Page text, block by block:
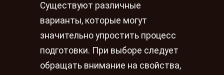
Существуют различные
варианты, которые могут
значительно упростить процесс
подготовки. При выборе следует
обращать внимание на свойства,